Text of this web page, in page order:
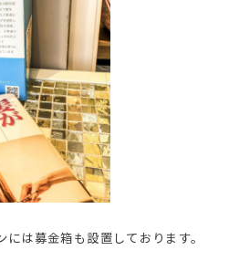
は募金箱も設置しております。